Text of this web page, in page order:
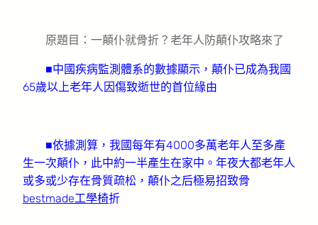
原題目：一顛仆就骨折？老年人防顛仆攻略來了
■中國疾病監測體系的數據顯示，顛仆已成為我國
65歲以上老年人因傷致逝世的首位緣由
■依據測算，我國每年有4000多萬老年人至多產
生一次顛仆，此中約一半產生在家中。年夜大都老年人
或多或少存在骨質疏松，顛仆之后極易招致骨
bestmade工學椅折